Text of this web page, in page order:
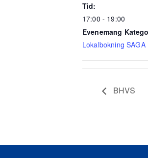
Tid:
17:00 - 19:00
Evenemang
Lokalbokning SAGA
BHVS